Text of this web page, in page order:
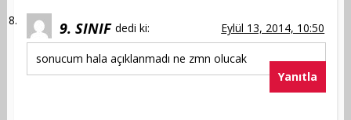
9. SINIF dedi ki: Eylül 13, 2014, 10:50
sonucum hala açıklanmadı ne zmn olucak
Yanıtla